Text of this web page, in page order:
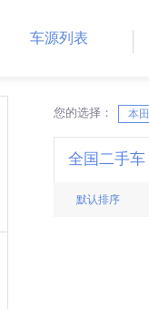
车源列表
您的选择： 本田
X X
全国二手车
默认排序